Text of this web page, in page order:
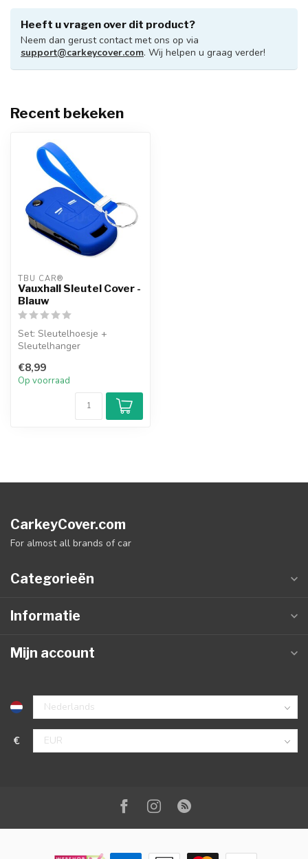
Heeft u vragen over dit product?
Neem dan gerust contact met ons op via
support@carkeycover.com. Wij helpen u graag verder!
Recent bekeken
TBU CAR®
Vauxhall Sleutel Cover -
Blauw
Set: Sleutelhoesje +
Sleutelhanger
€8,99
Op voorraad
CarkeyCover.com
For almost all brands of car
Categorieën
Informatie
Mijn account
€